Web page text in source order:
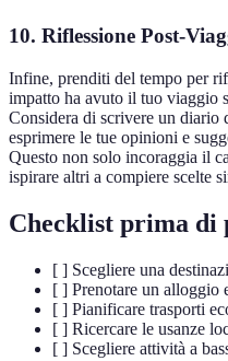
10. Riflessione Post-
Infine, prenditi del tempo per
impatto ha avuto il tuo viaggio
Considera di scrivere un
esprimere le tue opinioni e
Questo non solo incoraggia il
ispirare altri a compiere scelte
Checklist prima di
[ ] Scegliere una
[ ] Prenotare un alloggio
[ ] Pianificare trasporti
[ ] Ricercare le usanze
[ ] Scegliere attività a